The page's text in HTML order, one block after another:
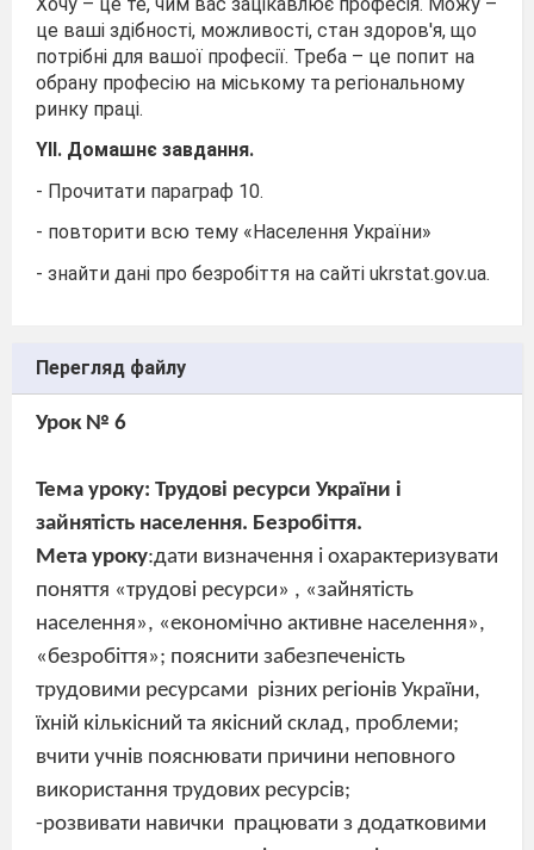
це ваші здібності, можливості, стан здоров'я, що
потрібні для вашої професії. Треба – це попит на
обрану професію на міському та регіональному
ринку праці.
YII. Домашнє завдання.
- Прочитати параграф 10.
- повторити всю тему «Населення України»
- знайти дані про безробіття на сайті ukrstat.gov.ua.
Перегляд файлу
Урок № 6
Тема уроку: Трудові ресурси України і
зайнятість населення. Безробіття.
Мета уроку:дати визначення і охарактеризувати
поняття «трудові ресурси» , «зайнятість
населення», «економічно активне населення»,
«безробіття»; пояснити забезпеченість
трудовими ресурсами різних регіонів України,
їхній кількісний та якісний склад, проблеми;
вчити учнів пояснювати причини неповного
використання трудових ресурсів;
-розвивати навички працювати з додатковими